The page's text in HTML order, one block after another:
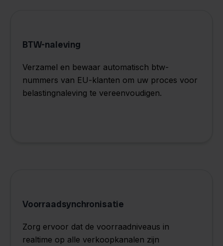
BTW-naleving
Verzamel en bewaar automatisch btw-
nummers van EU-klanten om uw proces voor
belastingnaleving te vereenvoudigen.
Voorraadsynchronisatie
Zorg ervoor dat de voorraadniveaus in
realtime op alle verkoopkanalen zijn